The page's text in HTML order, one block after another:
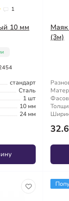
1
10 мм
стандарт
Сталь
1 шт
10 мм
24 мм
(3м)